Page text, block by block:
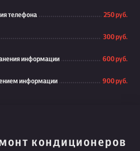
телефона 250 руб.
300 руб.
информации 600 руб.
информации 900 руб.
кондиционеров